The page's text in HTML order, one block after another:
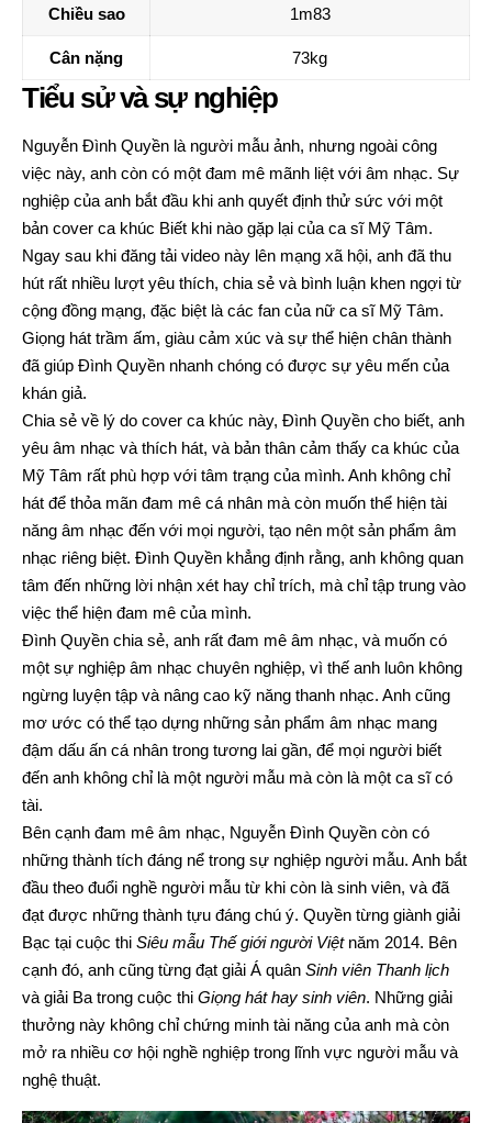
Chiều sao 1m83
Cân nặng 73kg
Tiểu sử và sự nghiệp
Nguyễn Đình Quyền là người mẫu ảnh, nhưng ngoài công
việc này, anh còn có một đam mê mãnh liệt với âm nhạc. Sự
nghiệp của anh bắt đầu khi anh quyết định thử sức với một
bản cover ca khúc Biết khi nào gặp lại của ca sĩ Mỹ Tâm.
Ngay sau khi đăng tải video này lên mạng xã hội, anh đã thu
hút rất nhiều lượt yêu thích, chia sẻ và bình luận khen ngợi từ
cộng đồng mạng, đặc biệt là các fan của nữ ca sĩ Mỹ Tâm.
Giọng hát trầm ấm, giàu cảm xúc và sự thể hiện chân thành
đã giúp Đình Quyền nhanh chóng có được sự yêu mến của
khán giả.
Chia sẻ về lý do cover ca khúc này, Đình Quyền cho biết, anh
yêu âm nhạc và thích hát, và bản thân cảm thấy ca khúc của
Mỹ Tâm rất phù hợp với tâm trạng của mình. Anh không chỉ
hát để thỏa mãn đam mê cá nhân mà còn muốn thể hiện tài
năng âm nhạc đến với mọi người, tạo nên một sản phẩm âm
nhạc riêng biệt. Đình Quyền khẳng định rằng, anh không quan
tâm đến những lời nhận xét hay chỉ trích, mà chỉ tập trung vào
việc thể hiện đam mê của mình.
Đình Quyền chia sẻ, anh rất đam mê âm nhạc, và muốn có
một sự nghiệp âm nhạc chuyên nghiệp, vì thế anh luôn không
ngừng luyện tập và nâng cao kỹ năng thanh nhạc. Anh cũng
mơ ước có thể tạo dựng những sản phẩm âm nhạc mang
đậm dấu ấn cá nhân trong tương lai gần, để mọi người biết
đến anh không chỉ là một người mẫu mà còn là một ca sĩ có
tài.
Bên cạnh đam mê âm nhạc, Nguyễn Đình Quyền còn có
những thành tích đáng nể trong sự nghiệp người mẫu. Anh bắt
đầu theo đuổi nghề người mẫu từ khi còn là sinh viên, và đã
đạt được những thành tựu đáng chú ý. Quyền từng giành giải
Bạc tại cuộc thi Siêu mẫu Thế giới người Việtnăm 2014. Bên
cạnh đó, anh cũng từng đạt giải Á quân Sinh viên Thanh lịch
và giải Ba trong cuộc thi Giọng hát hay sinh viên. Những giải
thưởng này không chỉ chứng minh tài năng của anh mà còn
mở ra nhiều cơ hội nghề nghiệp trong lĩnh vực người mẫu và
nghệ thuật.